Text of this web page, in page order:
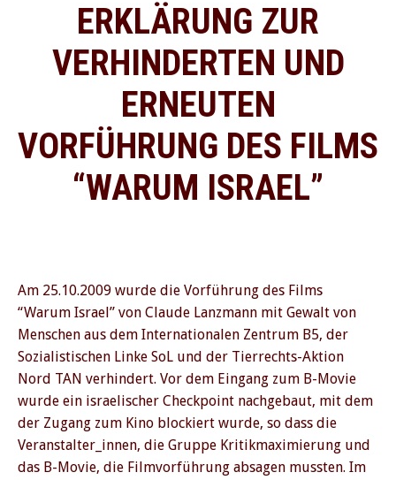
ERKLÄRUNG ZUR
VERHINDERTEN UND
ERNEUTEN
VORFÜHRUNG DES FILMS
“WARUM ISRAEL”
Am 25.10.2009 wurde die Vorführung des Films
“Warum Israel” von Claude Lanzmann mit Gewalt von
Menschen aus dem Internationalen Zentrum B5, der
Sozialistischen Linke SoL und der Tierrechts-Aktion
Nord TAN verhindert. Vor dem Eingang zum B-Movie
wurde ein israelischer Checkpoint nachgebaut, mit dem
der Zugang zum Kino blockiert wurde, so dass die
Veranstalter_innen, die Gruppe Kritikmaximierung und
das B-Movie, die Filmvorführung absagen mussten. Im